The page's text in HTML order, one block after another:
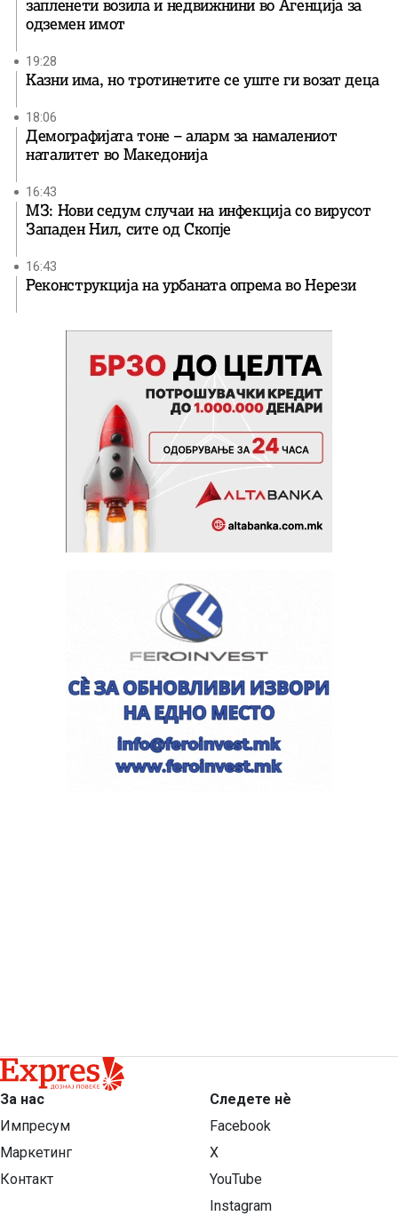
запленети возила и недвижнини во Агенција за
одземен имот
19:28
Казни има, но тротинетите се уште ги возат деца
18:06
Демографијата тоне – аларм за намалениот
наталитет во Македонија
16:43
МЗ: Нови седум случаи на инфекција со вирусот
Западен Нил, сите од Скопје
16:43
Реконструкција на урбаната опрема во Нерези
За нас
Импресум
Маркетинг
Контакт
Следете нѐ
Facebook
X
YouTube
Instagram